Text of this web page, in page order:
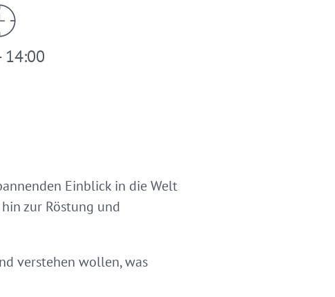
14:00
Einblick in die Welt
zur Röstung und
verstehen wollen, was